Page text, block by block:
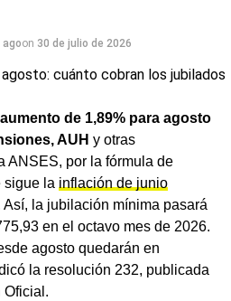
del organismo, señaló
«menor impulso de la
el segundo semestre del año
internacionales.
interior del país
del interior, la combinación
inflación es
La provincia ya registra una de
altas del país — el área
supera el42%
esta semana en el Senado
on 30 de julio de 2026
aumento de 1,89% para agosto
AUH y otras
ANSES, por la fórmula de
sigue la inflación de junio
la jubilación mínima pasará
en el octavo mes de 2026.
agosto quedarán en
la resolución 232, publicada
Oficial.